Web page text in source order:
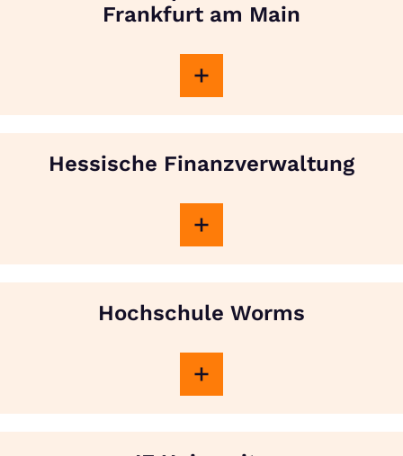
Frankfurt am Main
Hessische Finanzverwaltung
Hochschule Worms